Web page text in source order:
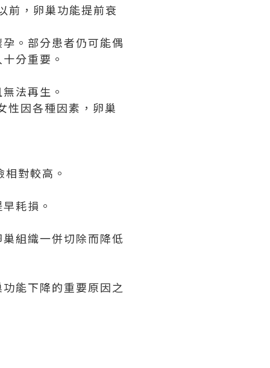
，卵巢功能提前衰
。部分患者仍可能偶
分重要。
法再生。
性因各種因素，卵巢
對較高。
耗損。
組織一併切除而降低
能下降的重要原因之